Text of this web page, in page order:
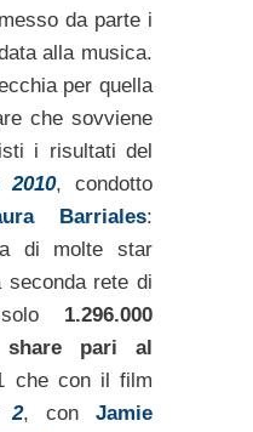
da parte i
alla musica.
per quella
che sovviene
i risultati del
2010, condotto
Barriales:
di molte star
seconda rete di
1.296.000
pari al
che con il film
2, con Jamie